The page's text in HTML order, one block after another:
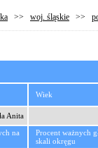
>> woj. śląskie >>
Wiek
Anita
na
Procent ważnych
skali okręgu